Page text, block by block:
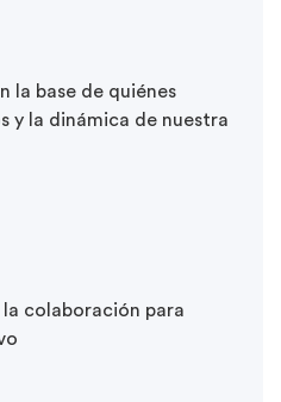
la base de quiénes
y la dinámica de nuestra
colaboración para